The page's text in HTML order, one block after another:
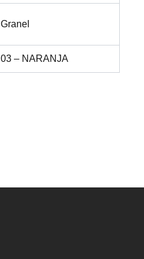
Granel
03 – NARANJA